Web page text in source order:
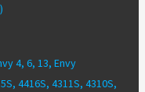
4, 6, 13, Envy
4416S, 4311S, 4310S,